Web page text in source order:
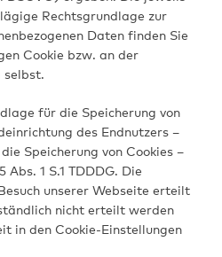
Rechtsgrundlage zur
Daten finden Sie
Cookie bzw. an der
selbst.
für die Speicherung von
des Endnutzers –
Speicherung von Cookies –
1 S.1 TDDDG. Die
unserer Webseite erteilt
nicht erteilt werden
in den Cookie-Einstellungen